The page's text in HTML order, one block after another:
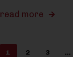
read more
1 2 3 …